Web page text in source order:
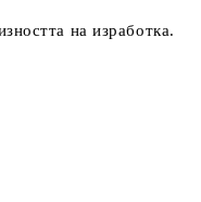
на изработка.